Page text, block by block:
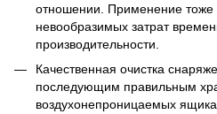
отношении. Применение тоже
невообразимых затрат
производительности.
Качественная очистка
последующим правильным
воздухонепроницаемых